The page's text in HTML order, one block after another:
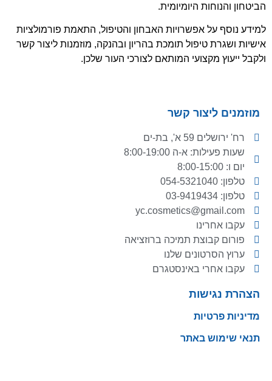
הביטחון והנוחות היומיומית.
למידע נוסף על אפשרויות האבחון והטיפול, התאמת פורמולציות
אישיות ושגרת טיפול תומכת בהריון ובהנקה, מוזמנות ליצור קשר
ולקבל ייעוץ מקצועי המותאם לצורכי העור שלכן.
מוזמנים ליצור קשר
רח' ירושלים 59 א', בת-ים
שעות פעילות: א-ה 8:00-19:00
יום ו: 8:00-15:00
טלפון: 054-5321040
טלפון: 03-9419434
yc.cosmetics@gmail.com
עקבו אחרינו
פורום קבוצת תמיכה ברוזציאה
ערוץ הסרטונים שלנו
עקבו אחרי באינסטגרם
הצהרת נגישות
מדיניות פרטיות
תנאי שימוש באתר